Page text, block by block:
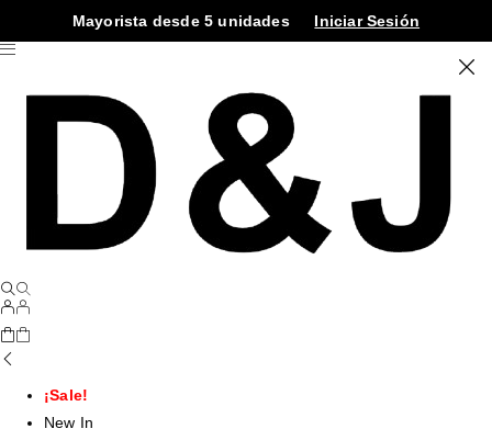
Mayorista desde 5 unidades Iniciar Sesión
¡Sale!
New In